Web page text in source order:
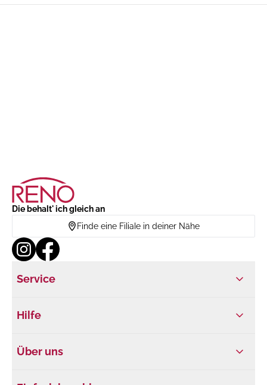
Die behalt' ich gleich an
Finde eine Filiale in deiner Nähe
Service
Hilfe
Über uns